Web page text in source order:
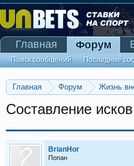
Главная Форум
Жизнь
Составление
BrianHor
Попан
Главная Форум
Поиск сообщений Последние